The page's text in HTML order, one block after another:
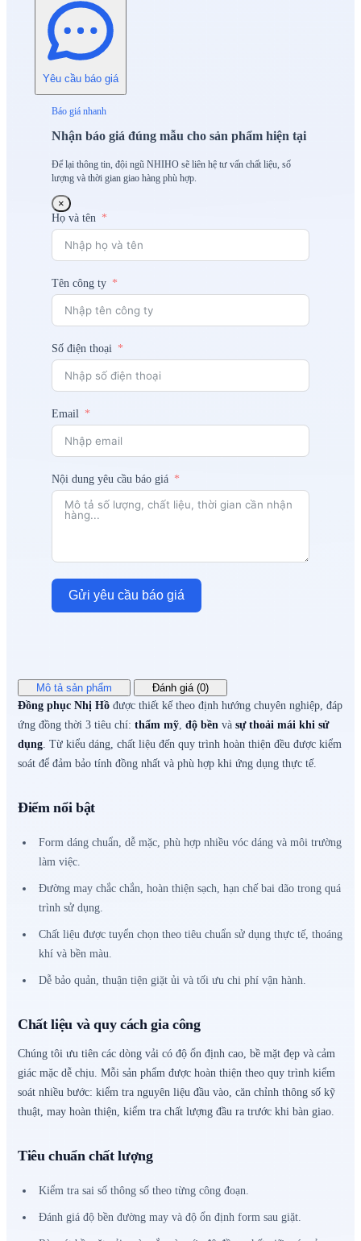
Yêu cầu báo giá
Báo giá nhanh
Nhận báo giá đúng mẫu cho sản phẩm hiện tại
Để lại thông tin, đội ngũ NHIHO sẽ liên hệ tư vấn chất liệu, số
lượng và thời gian giao hàng phù hợp.
×
Họ và tên
Tên công ty
Số điện thoại
Email
Nội dung yêu cầu báo giá
Gửi yêu cầu báo giá
Mô tả sản phẩm
Đánh giá (0)
Đồng phục Nhị Hồ được thiết kế theo định hướng chuyên nghiệp, đáp
ứng đồng thời 3 tiêu chí: thẩm mỹ, độ bền và sự thoải mái khi sử
dụng. Từ kiểu dáng, chất liệu đến quy trình hoàn thiện đều được kiểm
soát để đảm bảo tính đồng nhất và phù hợp khi ứng dụng thực tế.
Điểm nổi bật
Form dáng chuẩn, dễ mặc, phù hợp nhiều vóc dáng và môi trường
làm việc.
Đường may chắc chắn, hoàn thiện sạch, hạn chế bai dão trong quá
trình sử dụng.
Chất liệu được tuyển chọn theo tiêu chuẩn sử dụng thực tế, thoáng
khí và bền màu.
Dễ bảo quản, thuận tiện giặt ủi và tối ưu chi phí vận hành.
Chất liệu và quy cách gia công
Chúng tôi ưu tiên các dòng vải có độ ổn định cao, bề mặt đẹp và cảm
giác mặc dễ chịu. Mỗi sản phẩm được hoàn thiện theo quy trình kiểm
soát nhiều bước: kiểm tra nguyên liệu đầu vào, căn chỉnh thông số kỹ
thuật, may hoàn thiện, kiểm tra chất lượng đầu ra trước khi bàn giao.
Tiêu chuẩn chất lượng
Kiểm tra sai số thông số theo từng công đoạn.
Đánh giá độ bền đường may và độ ổn định form sau giặt.